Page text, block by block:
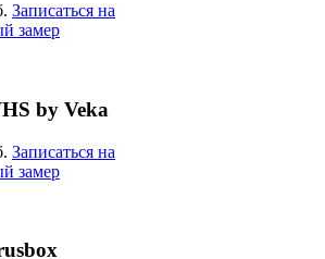
Записаться на
замер
by Veka
Записаться на
замер